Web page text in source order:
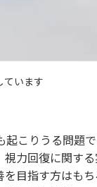
います
起こりうる問題
視力回復に関す
を目指す方はも